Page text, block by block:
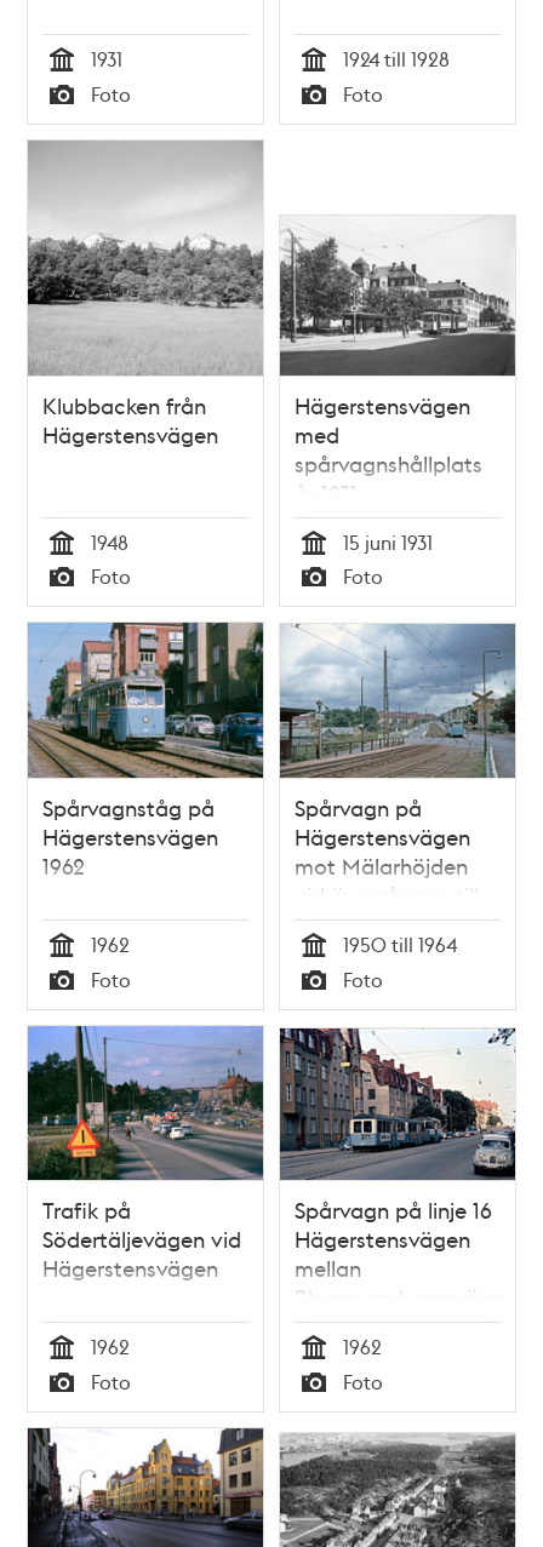
Tid
1931
Typ
Foto Tid
1924 till 1928
Typ
Foto
Klubbacken från
Hägerstensvägen
Tid
1948
Typ
Foto
Hägerstensvägen
med
spårvagnshållplats
år 1931
Tid
15 juni 1931
Typ
Foto
Spårvagnståg på
Hägerstensvägen
1962
Tid
1962
Typ
Foto
Spårvagn på
Hägerstensvägen
mot Mälarhöjden
vid övergången till
egen banvall vid
Fabriksvägens
hållplats.
Tid
1950 till 1964
Typ
Foto
Trafik på
Södertäljevägen vid
Hägerstensvägen
Tid
1962
Typ
Foto
Spårvagn på linje 16
Hägerstensvägen
mellan
Blommensbergsvägen
och Aspudden
Tid
1962
Typ
Foto